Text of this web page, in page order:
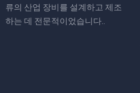
류의 산업 장비를 설계하고 제조
하는 데 전문적이었습니다..